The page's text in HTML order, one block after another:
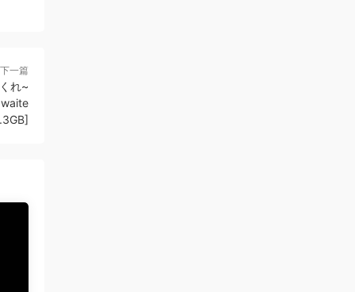
下一篇
れ~